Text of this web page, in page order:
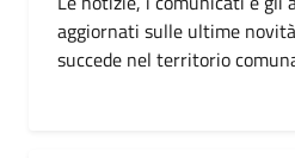
aggiornati sulle ultime
succede nel territorio